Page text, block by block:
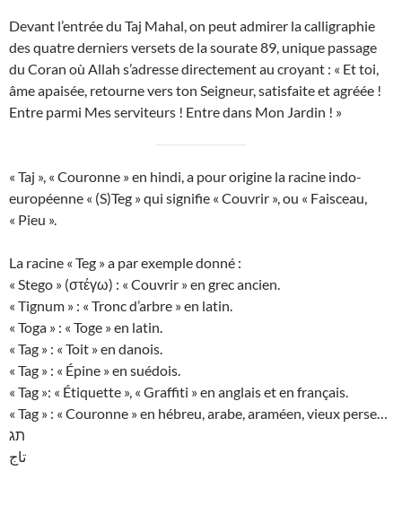
Devant l’entrée du Taj Mahal, on peut admirer la calligraphie
des quatre derniers versets de la sourate 89, unique passage
du Coran où Allah s’adresse directement au croyant : « Et toi,
âme apaisée, retourne vers ton Seigneur, satisfaite et agréée !
Entre parmi Mes serviteurs ! Entre dans Mon Jardin ! »
« Taj », « Couronne » en hindi, a pour origine la racine indo-
européenne « (S)Teg » qui signifie « Couvrir », ou « Faisceau,
« Pieu ».
La racine « Teg » a par exemple donné :
« Stego » (στέγω) : « Couvrir » en grec ancien.
« Tignum » : « Tronc d’arbre » en latin.
« Toga » : « Toge » en latin.
« Tag » : « Toit » en danois.
« Tag » : « Épine » en suédois.
« Tag »: « Étiquette », « Graffiti » en anglais et en français.
« Tag » : « Couronne » en hébreu, arabe, araméen, vieux perse…
תג
تاج